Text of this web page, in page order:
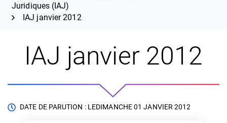
Juridiques (IAJ)
IAJ janvier 2012
IAJ janvier 2012
DATE DE PARUTION : LEDIMANCHE 01 JANVIER 2012